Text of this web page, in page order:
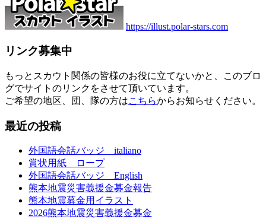
https://illust.polar-stars.com
リンク募集中
もっとスカウト関係の皆様のお役に立てないかと、このブロ
グでサイトのリンクをさせて頂いています。
ご希望の地区、団、隊の方はこちらからお知らせください。
最近の投稿
外国語会話バッジ italiano
賞状用紙 ロープ
外国語会話バッジ English
熊本地震災害義援金募金報告
熊本地震募金用イラスト
2026熊本地震災害義援金募金